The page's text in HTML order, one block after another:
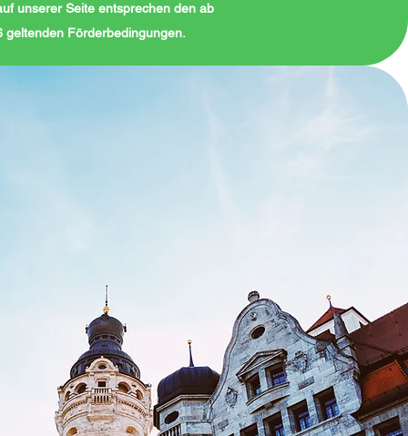
unserer Seite entsprechen den ab
geltenden Förderbedingungen.